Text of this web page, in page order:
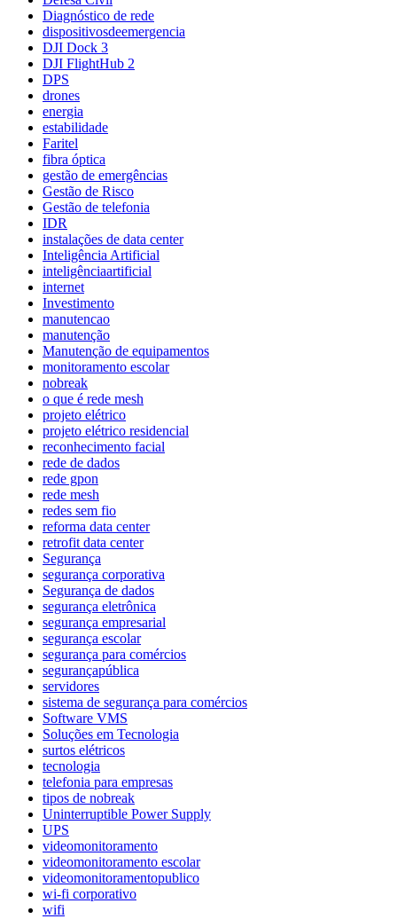
Diagnóstico de rede
dispositivosdeemergencia
DJI Dock 3
DJI FlightHub 2
DPS
drones
energia
estabilidade
Faritel
fibra óptica
gestão de emergências
Gestão de Risco
Gestão de telefonia
IDR
instalações de data center
Inteligência Artificial
inteligênciaartificial
internet
Investimento
manutencao
manutenção
Manutenção de equipamentos
monitoramento escolar
nobreak
o que é rede mesh
projeto elétrico
projeto elétrico residencial
reconhecimento facial
rede de dados
rede gpon
rede mesh
redes sem fio
reforma data center
retrofit data center
Segurança
segurança corporativa
Segurança de dados
segurança eletrônica
segurança empresarial
segurança escolar
segurança para comércios
segurançapública
servidores
sistema de segurança para comércios
Software VMS
Soluções em Tecnologia
surtos elétricos
tecnologia
telefonia para empresas
tipos de nobreak
Uninterruptible Power Supply
UPS
videomonitoramento
videomonitoramento escolar
videomonitoramentopublico
wi-fi corporativo
wifi